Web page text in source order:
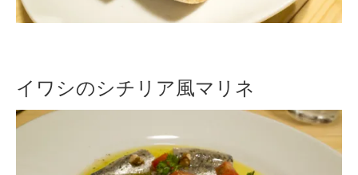
イワシのシチリア風マリネ